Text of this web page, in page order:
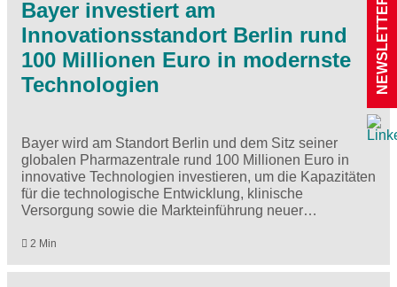
Bayer investiert am
Innovationsstandort Berlin rund
100 Millionen Euro in modernste
Technologien
Bayer wird am Standort Berlin und dem Sitz seiner
globalen Pharmazentrale rund 100 Millionen Euro in
innovative Technologien investieren, um die Kapazitäten
für die technologische Entwicklung, klinische
Versorgung sowie die Markteinführung neuer…
2 Min
NEWSLETTER